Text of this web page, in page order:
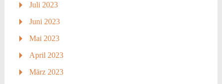
Juli 2023
Juni 2023
Mai 2023
April 2023
März 2023